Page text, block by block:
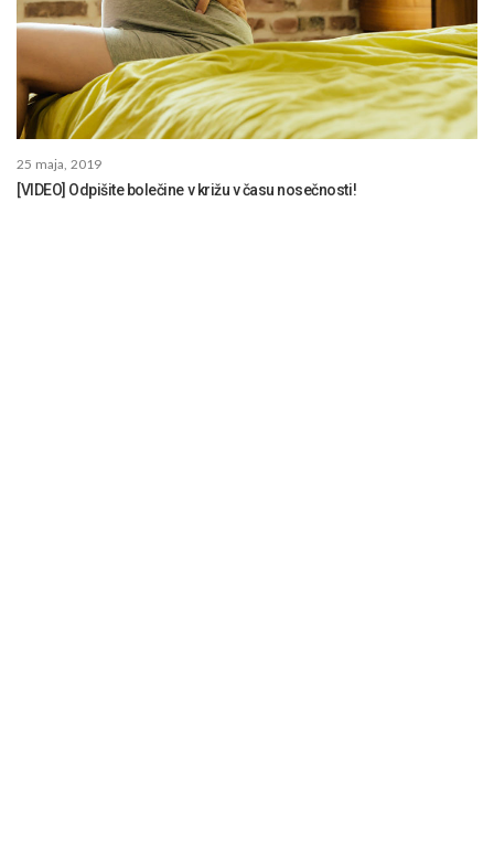
25 maja, 2019
[VIDEO] Odpišite bolečine v križu v času nosečnosti!